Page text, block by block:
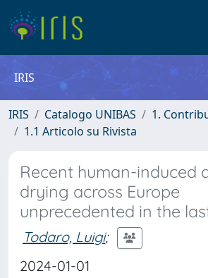
IRIS
IRIS Catalogo UNIBAS
1.
1.1 Articolo su Rivista
Recent human-induced
drying across Europe
unprecedented in the
Todaro, Luigi;
2024-01-01